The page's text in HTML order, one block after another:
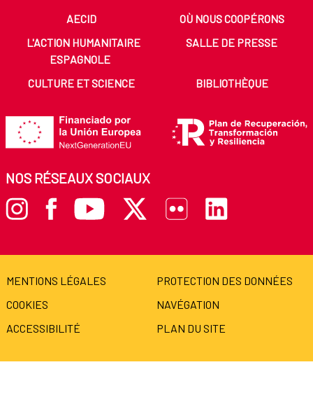
AECID
OÙ NOUS COOPÉRONS
L'ACTION HUMANITAIRE
ESPAGNOLE
SALLE DE PRESSE
CULTURE ET SCIENCE BIBLIOTHÈQUE
NOS RÉSEAUX SOCIAUX
MENTIONS LÉGALES
PROTECTION DES DONNÉES
COOKIES
NAVÉGATION
ACCESSIBILITÉ
PLAN DU SITE